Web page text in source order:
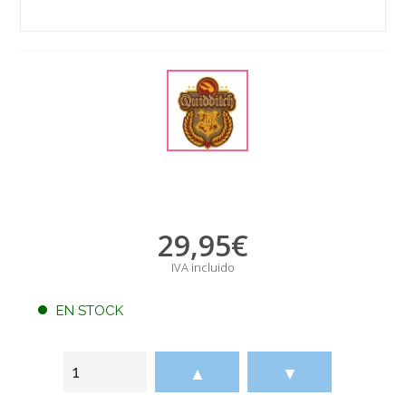
29,95€
IVA incluido
EN STOCK
▲ ▼